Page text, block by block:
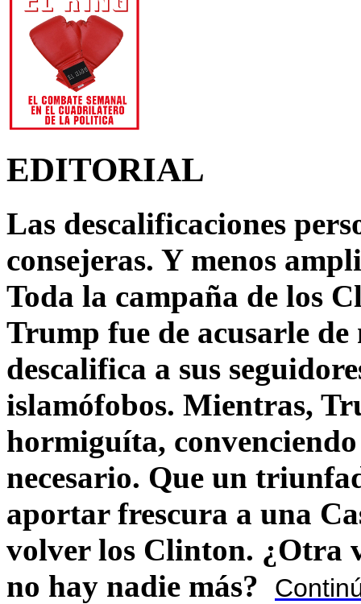
EDITORIAL
Las descalificaciones
consejeras. Y menos
Toda la campaña de los
Trump fue de acusarle
descalifica a sus
islamófobos. Mientras,
hormiguíta,
necesario. Que un
aportar frescura a una
volver los Clinton. ¿Otra
no hay nadie más?